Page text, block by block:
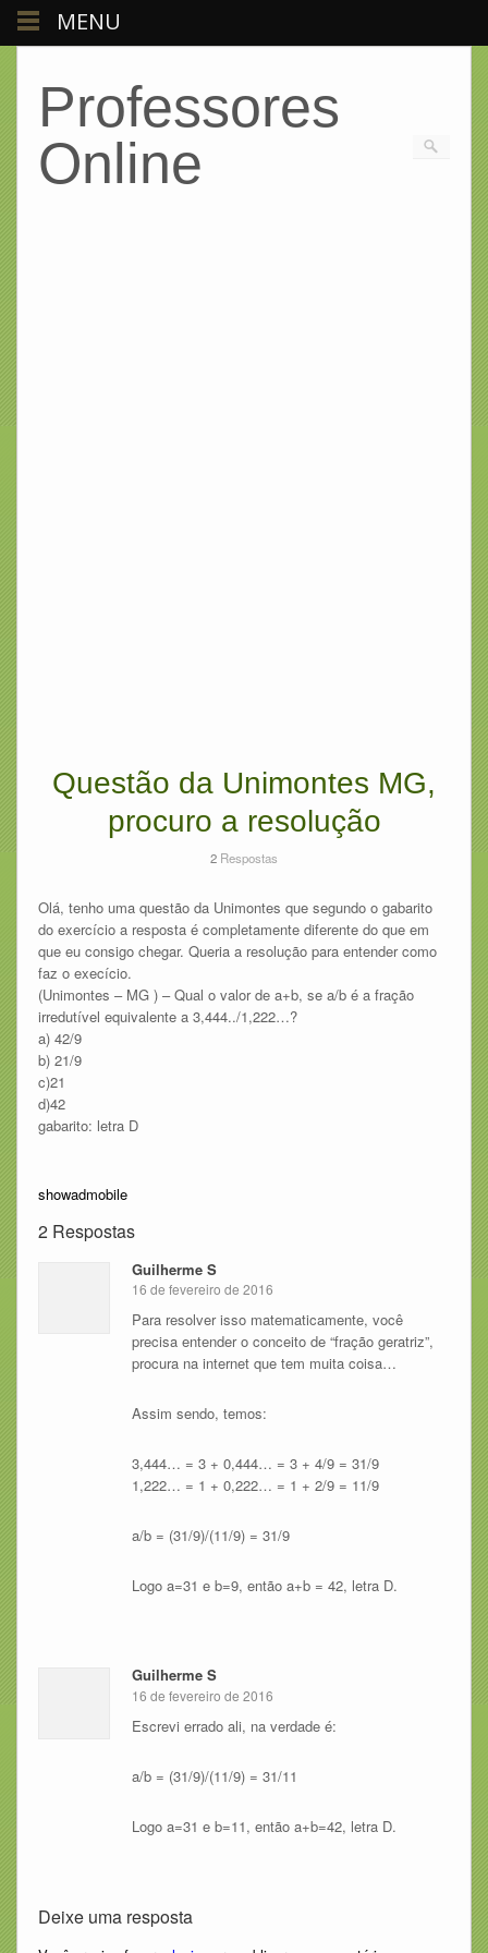
Professores
Online
Questão da Unimontes MG,
procuro a resolução
2 Respostas
Olá, tenho uma questão da Unimontes que segundo o gabarito
do exercício a resposta é completamente diferente do que em
que eu consigo chegar. Queria a resolução para entender como
faz o execício.
(Unimontes – MG ) – Qual o valor de a+b, se a/b é a fração
irredutível equivalente a 3,444../1,222…?
a) 42/9
b) 21/9
c)21
d)42
gabarito: letra D
showadmobile
2 Respostas
Guilherme S
16 de fevereiro de 2016
Para resolver isso matematicamente, você
precisa entender o conceito de “fração geratriz”,
procura na internet que tem muita coisa…
Assim sendo, temos:
3,444… = 3 + 0,444… = 3 + 4/9 = 31/9
1,222… = 1 + 0,222… = 1 + 2/9 = 11/9
a/b = (31/9)/(11/9) = 31/9
Logo a=31 e b=9, então a+b = 42, letra D.
Guilherme S
16 de fevereiro de 2016
Escrevi errado ali, na verdade é:
a/b = (31/9)/(11/9) = 31/11
Logo a=31 e b=11, então a+b=42, letra D.
Deixe uma resposta
MENU